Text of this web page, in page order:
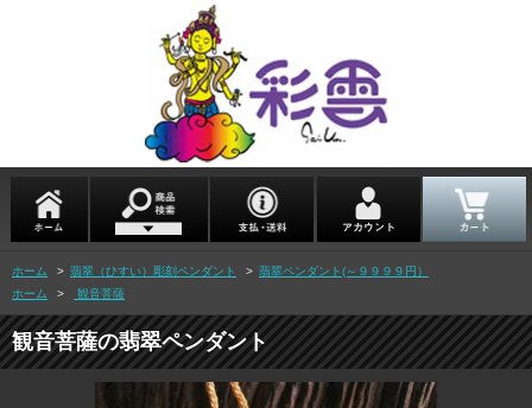
ホーム > 翡翠（ひすい）彫刻ペンダント > 翡翠ペンダント(～９９９９円）
ホーム
> 観音菩薩
観音菩薩の翡翠ペンダント